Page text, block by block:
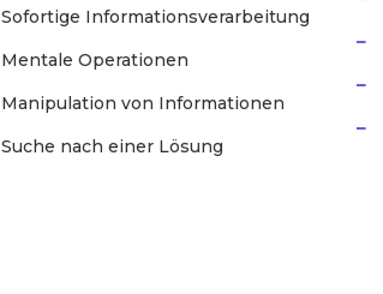
Sofortige Informationsverarbeitung
Mentale Operationen
Manipulation von Informationen
Suche nach einer Lösung